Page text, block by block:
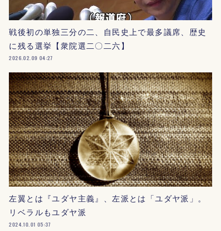
戦後初の単独三分の二、自民史上で最多議席、歴史
に残る選挙【衆院選二〇二六】
2026.02.09 04:27
左翼とは『ユダヤ主義』、左派とは「ユダヤ派」。
リベラルもユダヤ派
2024.10.01 05:37